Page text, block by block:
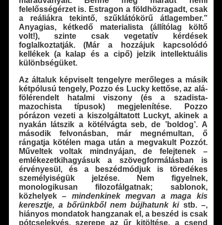
felelősségérzet is. Estragon a földhözragadt, csak
a reáliákra tekintő, szűklátókörű átlagember.”
Anyagias, kétkedő materialista (állítólag költő
volt!), szinte csak vegetatív kérdések
foglalkoztatják. (Már a hozzájuk kapcsolódó
kellékek (a kalap és a cipő) jelzik intellektuális
különbségüket.
Az általuk képviselt tengelyre merőleges a másik
kétpólusú tengely, Pozzo és Lucky kettőse, az alá-
fölérendelt hatalmi viszony (és a szadista-
mazochista típusok) megjelenítése. Pozzo
pórázon vezeti a kiszolgáltatott Luckyt, akinek a
nyakán látszik a kötélvágta seb, de ’boldog’. A
második felvonásban, már megnémultan, ő
rángatja kötélen maga után a megvakult Pozzót.
Műveltek voltak mindnyájan, de felejtenek –
emlékezetkihagyásuk a szövegformálásban is
érvényesül, és a beszédmódjuk is töredékes
személyiségük jelzése. Nem figyelnek,
monologikusan filozofálgatnak; sablonok,
közhelyek – mindenkinek megvan a maga kis
keresztje, a bőrünkből nem bújhatunk kistb. –,
hiányos mondatok hangzanak el, a beszéd is csak
pótcselekvés, szerepe az űr kitöltése, a csend